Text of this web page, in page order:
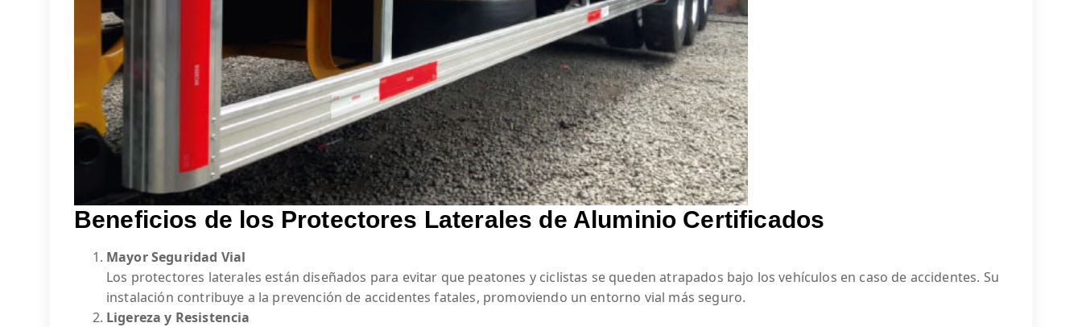
Beneficios de los Protectores Laterales de Aluminio Certificados
Mayor Seguridad Vial
Los protectores laterales están diseñados para evitar que peatones y ciclistas se queden atrapados bajo los vehículos en caso de accidentes. Su
instalación contribuye a la prevención de accidentes fatales, promoviendo un entorno vial más seguro.
Ligereza y Resistencia